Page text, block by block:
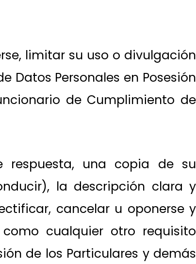
limitar su uso o divulgación
Datos Personales en Posesión
de Cumplimiento de
respuesta, una copia de su
la descripción clara y
cancelar u oponerse y
cualquier otro requisito
de los Particulares y demás